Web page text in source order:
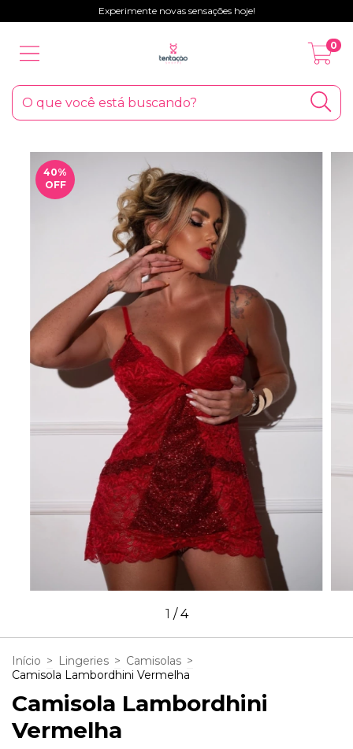
Experimente novas sensações hoje!
0
40%
OFF
1 /4
Início > Lingeries > Camisolas >
Camisola Lambordhini Vermelha
Camisola Lambordhini
Vermelha